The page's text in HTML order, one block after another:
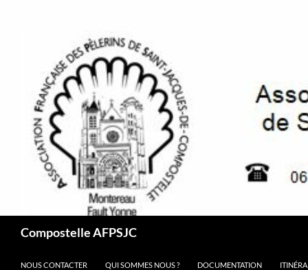
Compostelle AFPSJC
NOUS CONTACTER QUI SOMMES NOUS ? DOCUMENTATION